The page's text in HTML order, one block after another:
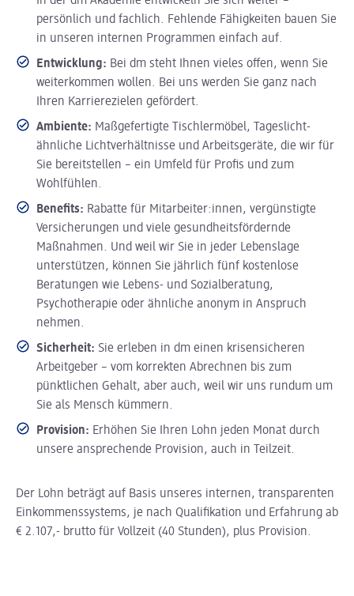
persönlich und fachlich. Fehlende Fähigkeiten bauen Sie
in unseren internen Programmen einfach auf.
Entwicklung: Bei dm steht Ihnen vieles offen, wenn Sie
weiterkommen wollen. Bei uns werden Sie ganz nach
Ihren Karrierezielen gefördert.
Ambiente: Maßgefertigte Tischlermöbel, Tageslicht-
ähnliche Lichtverhältnisse und Arbeitsgeräte, die wir für
Sie bereitstellen – ein Umfeld für Profis und zum
Wohlfühlen.
Benefits: Rabatte für Mitarbeiter:innen, vergünstigte
Versicherungen und viele gesundheitsfördernde
Maßnahmen. Und weil wir Sie in jeder Lebenslage
unterstützen, können Sie jährlich fünf kostenlose
Beratungen wie Lebens- und Sozialberatung,
Psychotherapie oder ähnliche anonym in Anspruch
nehmen.
Sicherheit: Sie erleben in dm einen krisensicheren
Arbeitgeber – vom korrekten Abrechnen bis zum
pünktlichen Gehalt, aber auch, weil wir uns rundum um
Sie als Mensch kümmern.
Provision: Erhöhen Sie Ihren Lohn jeden Monat durch
unsere ansprechende Provision, auch in Teilzeit.
Der Lohn beträgt auf Basis unseres internen, transparenten
Einkommenssystems, je nach Qualifikation und Erfahrung ab
€ 2.107,- brutto für Vollzeit (40 Stunden), plus Provision.